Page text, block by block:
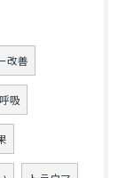
改善
吸